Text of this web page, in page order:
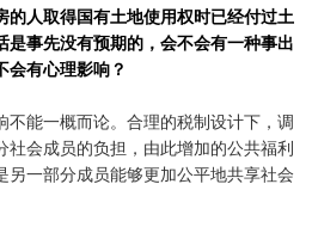
的人取得国有土地使用权时已经付过土
是事先没有预期的，会不会有一种事出
会有心理影响？
不能一概而论。合理的税制设计下，调
社会成员的负担，由此增加的公共福利
另一部分成员能够更加公平地共享社会